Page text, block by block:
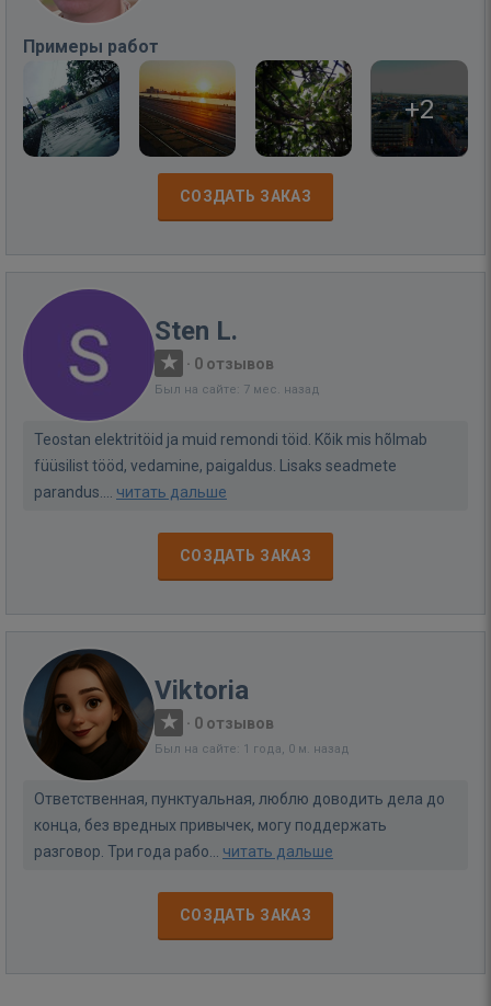
Примеры работ
+2
СОЗДАТЬ ЗАКАЗ
Sten L.
· 0 отзывов
Был на сайте: 7 мес. назад
Teostan elektritöid ja muid remondi töid. Kõik mis hõlmab
füüsilist tööd, vedamine, paigaldus. Lisaks seadmete
parandus.... читать дальше
СОЗДАТЬ ЗАКАЗ
Viktoria
· 0 отзывов
Был на сайте: 1 года, 0 м. назад
Ответственная, пунктуальная, люблю доводить дела до
конца, без вредных привычек, могу поддержать
разговор. Три года рабо... читать дальше
СОЗДАТЬ ЗАКАЗ